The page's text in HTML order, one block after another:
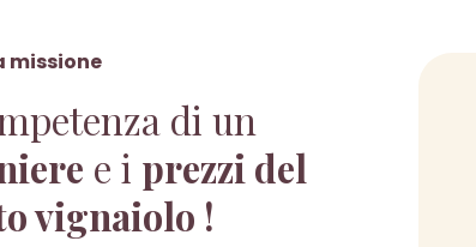
missione
di un
e i prezzi del
vignaiolo !